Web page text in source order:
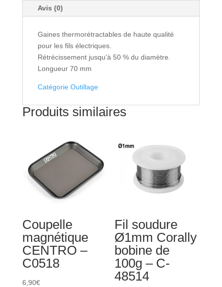
Corally
-
thermorétractable
+
Noir
Avis (0)
Gaines thermorétractables de haute qualité
pour les fils électriques.
Rétrécissement jusqu'à 50 % du diamètre.
Longueur 70 mm
Catégorie Outillage
Produits similaires
Coupelle
magnétique
CENTRO –
C0518
6,90€
Fil soudure
Ø1mm Corally
bobine de
100g – C-
48514